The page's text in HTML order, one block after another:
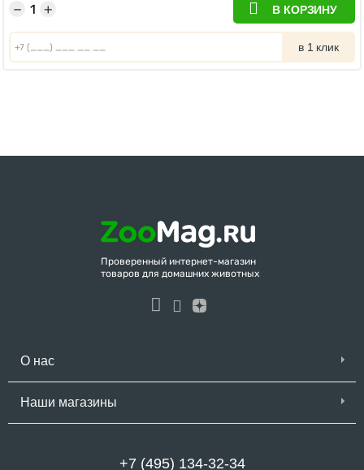
+
− В КОРЗИНУ
в 1 клик
Проверенный интернет-магазин
товаров для домашних животных
О нас
Наши магазины
+7 (495) 134-32-34